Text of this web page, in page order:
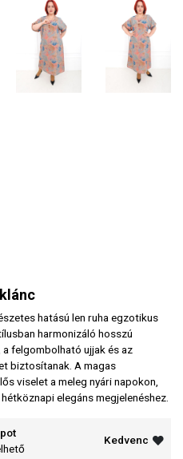
hatású len ruha egzotikus
harmonizáló hosszú
felgombolható ujjak és az
biztosítanak. A magas
viselet a meleg nyári napokon,
elegáns megjelenéshez.
Kedvenc